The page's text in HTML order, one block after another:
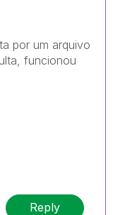
por um arquivo
funcionou
Reply